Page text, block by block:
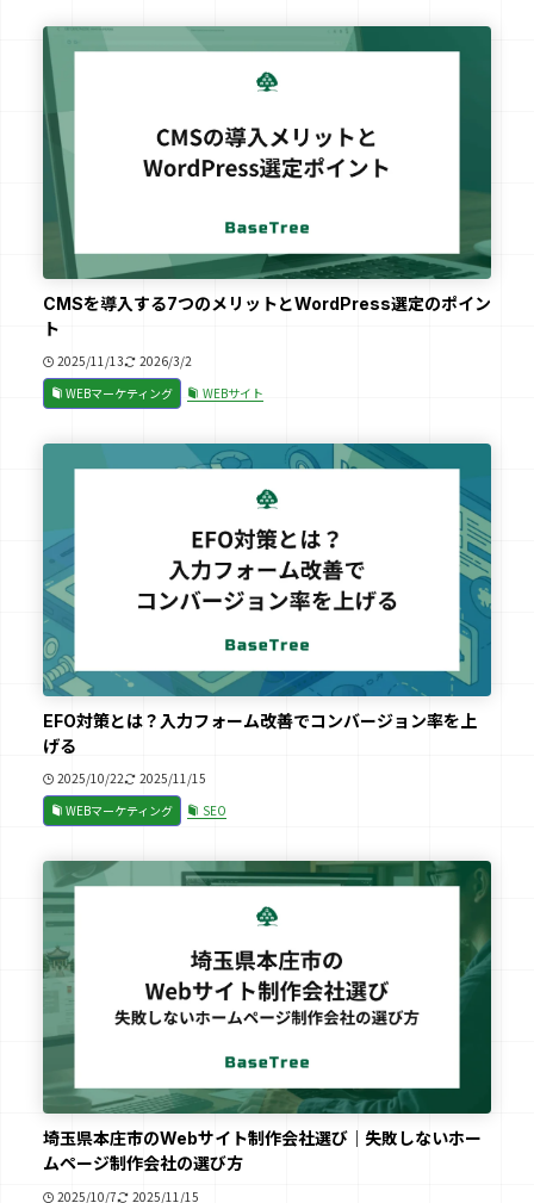
CMSを導入する7つのメリットとWordPress選定のポイン
ト
2025/11/13
2026/3/2
WEBマーケティング
WEBサイト
EFO対策とは？入力フォーム改善でコンバージョン率を上
げる
2025/10/22
2025/11/15
WEBマーケティング
SEO
埼玉県本庄市のWebサイト制作会社選び｜失敗しないホー
ムページ制作会社の選び方
2025/10/7 2025/11/15